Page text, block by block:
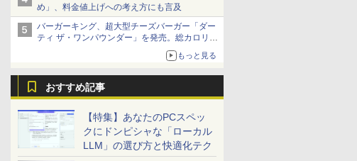
め」、料金値上げへの考え方にも言及
バーガーキング、超大型チーズバーガー「ダー
ティ ザ・ワンパウンダー」を発売。総カロリー
もっと見る
おすすめ記事
【特集】あなたのPCスペッ
クにドンピシャな「ローカル
LLM」の選び方と快適化テク